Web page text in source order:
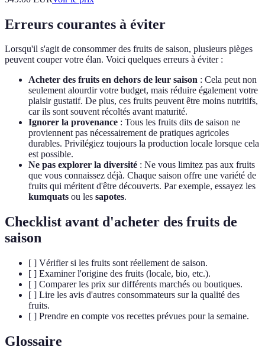
Erreurs courantes à éviter
Lorsqu'il s'agit de consommer des fruits de saison, plusieurs pièges
peuvent couper votre élan. Voici quelques erreurs à éviter :
Acheter des fruits en dehors de leur saison : Cela peut non
seulement alourdir votre budget, mais réduire également votre
plaisir gustatif. De plus, ces fruits peuvent être moins nutritifs,
car ils sont souvent récoltés avant maturité.
Ignorer la provenance : Tous les fruits dits de saison ne
proviennent pas nécessairement de pratiques agricoles
durables. Privilégiez toujours la production locale lorsque cela
est possible.
Ne pas explorer la diversité : Ne vous limitez pas aux fruits
que vous connaissez déjà. Chaque saison offre une variété de
fruits qui méritent d'être découverts. Par exemple, essayez les
kumquats ou les sapotes.
Checklist avant d'acheter des fruits de
saison
[ ] Vérifier si les fruits sont réellement de saison.
[ ] Examiner l'origine des fruits (locale, bio, etc.).
[ ] Comparer les prix sur différents marchés ou boutiques.
[ ] Lire les avis d'autres consommateurs sur la qualité des
fruits.
[ ] Prendre en compte vos recettes prévues pour la semaine.
Glossaire